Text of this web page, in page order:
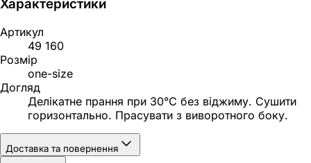
Характеристики
Артикул
49 160
Розмір
one-size
Догляд
Делікатне прання при 30°C без віджиму. Сушити
горизонтально. Прасувати з виворотного боку.
Доставка та повернення